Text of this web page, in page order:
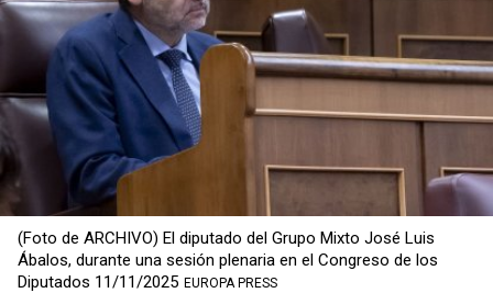
(Foto de ARCHIVO) El diputado del Grupo Mixto José Luis
Ábalos, durante una sesión plenaria en el Congreso de los
Diputados 11/11/2025 EUROPA PRESS